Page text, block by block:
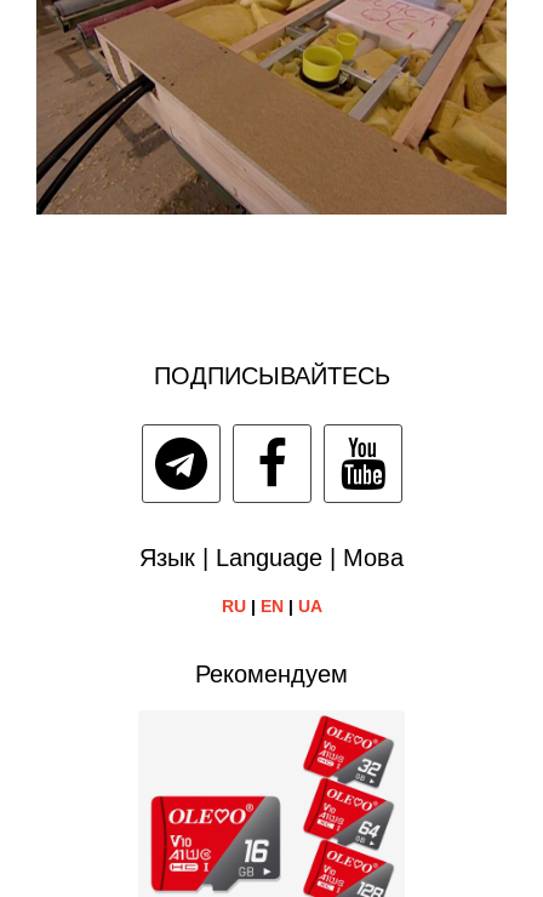
ПОДПИСЫВАЙТЕСЬ
Язык | Language | Мова
RU| EN| UA
Рекомендуем